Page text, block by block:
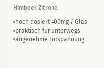
Himbeer Zitrone
hoch dosiert 400mg / Glas
praktisch für unterwegs
angenehme Entspannung